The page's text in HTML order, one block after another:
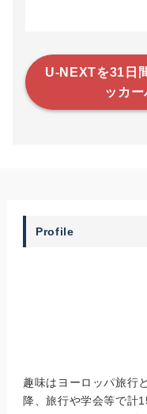
U-NEXTを31日
ッカ
Profile
趣味はヨーロッパ旅行
降、旅行や学会等で計